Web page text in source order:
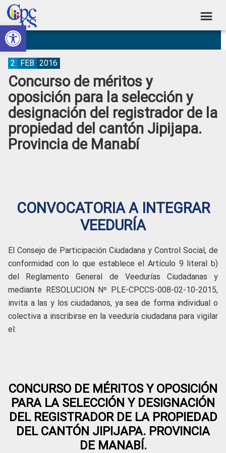
Abrir barra de herramientas
Skip
to
primary
navigation
Skip
to
main
content
Skip
to
primary
sidebar
Skip
to
footer
Consejo
de
Participación
Ciudadana
Control
Social
Construyendo
Poder
Ciudadano
Concurso de méritos y
oposición para la selección y
designación del registrador de la
propiedad del cantón Jipijapa.
Provincia de Manabí
2 FEB 2016
CONVOCATORIA A INTEGRAR
VEEDURÍA
El Consejo de Participación Ciudadana y Control Social, de
conformidad con lo que establece el Artículo 9 literal b)
del Reglamento General de Veedurías Ciudadanas y
mediante RESOLUCION Nº PLE-CPCCS-008-02-10-2015,
invita a las y los ciudadanos, ya sea de forma individual o
colectiva a inscribirse en la veeduría ciudadana para vigilar
el:
CONCURSO DE MÉRITOS Y OPOSICIÓN
PARA LA SELECCIÓN Y DESIGNACIÓN
DEL REGISTRADOR DE LA PROPIEDAD
DEL CANTÓN JIPIJAPA. PROVINCIA
DE MANABÍ.